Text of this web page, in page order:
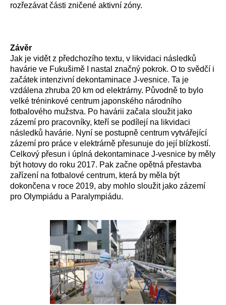
rozřezávat části zničené aktivní zóny.
Závěr
Jak je vidět z předchozího textu, v likvidaci následků
havárie ve Fukušimě I nastal značný pokrok. O to svědčí i
začátek intenzivní dekontaminace J-vesnice. Ta je
vzdálena zhruba 20 km od elektrárny. Původně to bylo
velké tréninkové centrum japonského národního
fotbalového mužstva. Po havárii začala sloužit jako
zázemí pro pracovníky, kteří se podílejí na likvidaci
následků havárie. Nyní se postupně centrum vytvářející
zázemí pro práce v elektrárně přesunuje do její blízkostí.
Celkový přesun i úplná dekontaminace J-vesnice by měly
být hotovy do roku 2017. Pak začne opětná přestavba
zařízení na fotbalové centrum, která by měla být
dokončena v roce 2019, aby mohlo sloužit jako zázemí
pro Olympiádu a Paralympiádu.